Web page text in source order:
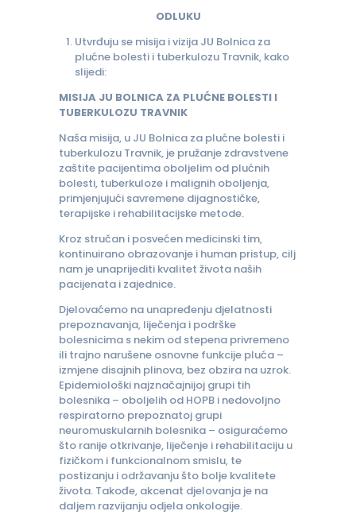
ODLUKU
Utvrđuju se misija i vizija JU Bolnica za
plućne bolesti i tuberkulozu Travnik, kako
slijedi:
MISIJA JU BOLNICA ZA PLUĆNE BOLESTI I
TUBERKULOZU TRAVNIK
Naša misija, u JU Bolnica za plućne bolesti i
tuberkulozu Travnik, je pružanje zdravstvene
zaštite pacijentima oboljelim od plućnih
bolesti, tuberkuloze i malignih oboljenja,
primjenjujući savremene dijagnostičke,
terapijske i rehabilitacijske metode.
Kroz stručan i posvećen medicinski tim,
kontinuirano obrazovanje i human pristup, cilj
nam je unaprijediti kvalitet života naših
pacijenata i zajednice.
Djelovaćemo na unapređenju djelatnosti
prepoznavanja, liječenja i podrške
bolesnicima s nekim od stepena privremeno
ili trajno narušene osnovne funkcije pluća –
izmjene disajnih plinova, bez obzira na uzrok.
Epidemiološki najznačajnijoj grupi tih
bolesnika – oboljelih od HOPB i nedovoljno
respiratorno prepoznatoj grupi
neuromuskularnih bolesnika – osiguraćemo
što ranije otkrivanje, liječenje i rehabilitaciju u
fizičkom i funkcionalnom smislu, te
postizanju i održavanju što bolje kvalitete
života. Takođe, akcenat djelovanja je na
daljem razvijanju odjela onkologije.